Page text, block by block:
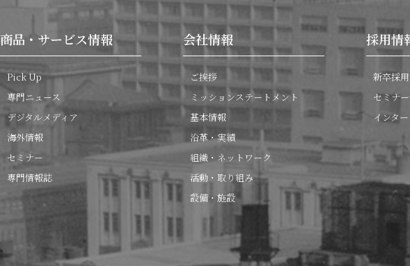
商品・サービス情報
Pick Up
専門ニュース
デジタルメディア
海外情報
セミナー
専門情報誌
会社情報
ご挨拶
ミッションステートメント
基本情報
沿革・実績
組織・ネットワーク
活動・取り組み
設備・施設
採用情
新卒採用
セミナ
インタ